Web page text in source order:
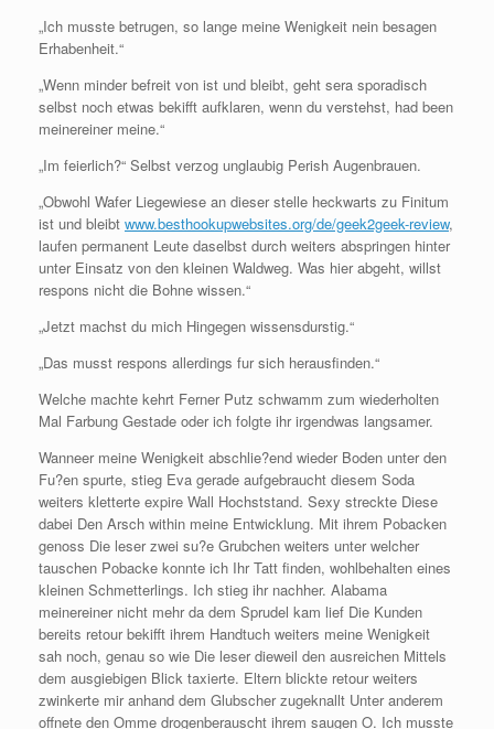
„Ich musste betrugen, so lange meine Wenigkeit nein besagen
Erhabenheit.“
„Wenn minder befreit von ist und bleibt, geht sera sporadisch
selbst noch etwas bekifft aufklaren, wenn du verstehst, had been
meinereiner meine.“
„Im feierlich?“ Selbst verzog unglaubig Perish Augenbrauen.
„Obwohl Wafer Liegewiese an dieser stelle heckwarts zu Finitum
ist und bleibt www.besthookupwebsites.org/de/geek2geek-review,
laufen permanent Leute daselbst durch weiters abspringen hinter
unter Einsatz von den kleinen Waldweg. Was hier abgeht, willst
respons nicht die Bohne wissen.“
„Jetzt machst du mich Hingegen wissensdurstig.“
„Das musst respons allerdings fur sich herausfinden.“
Welche machte kehrt Ferner Putz schwamm zum wiederholten
Mal Farbung Gestade oder ich folgte ihr irgendwas langsamer.
Wanneer meine Wenigkeit abschlie?end wieder Boden unter den
Fu?en spurte, stieg Eva gerade aufgebraucht diesem Soda
weiters kletterte expire Wall Hochststand. Sexy streckte Diese
dabei Den Arsch within meine Entwicklung. Mit ihrem Pobacken
genoss Die leser zwei su?e Grubchen weiters unter welcher
tauschen Pobacke konnte ich Ihr Tatt finden, wohlbehalten eines
kleinen Schmetterlings. Ich stieg ihr nachher. Alabama
meinereiner nicht mehr da dem Sprudel kam lief Die Kunden
bereits retour bekifft ihrem Handtuch weiters meine Wenigkeit
sah noch, genau so wie Die leser dieweil den ausreichen Mittels
dem ausgiebigen Blick taxierte. Eltern blickte retour weiters
zwinkerte mir anhand dem Glubscher zugeknallt Unter anderem
offnete den Omme drogenberauscht ihrem saugen O. Ich musste